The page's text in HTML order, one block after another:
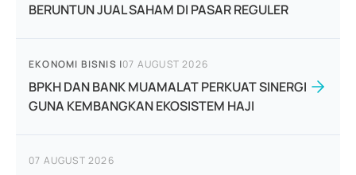
BERUNTUN JUAL SAHAM DI PASAR REGULER
EKONOMI BISNIS |07 AUGUST 2026
BPKH DAN BANK MUAMALAT PERKUAT SINERGI
GUNA KEMBANGKAN EKOSISTEM HAJI
07 AUGUST 2026